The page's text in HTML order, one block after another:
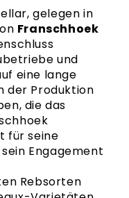
, gelegen in
Franschhoek
und
eine lange
der Produktion
die das
für seine
Engagement
Rebsorten